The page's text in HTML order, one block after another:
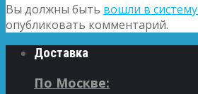
Вы должны быть вошли в систему
опубликовать комментарий.
Доставка
По Москве: